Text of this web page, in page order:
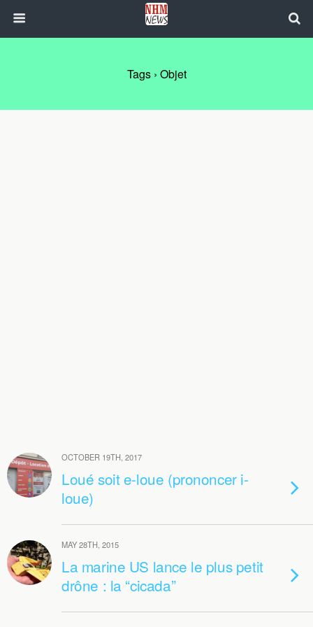
Tags › Objet
OCTOBER 19TH, 2017
Loué soit e-loue (prononcer i-
loue)
MAY 28TH, 2015
La marine US lance le plus petit
drône : la “cicada”